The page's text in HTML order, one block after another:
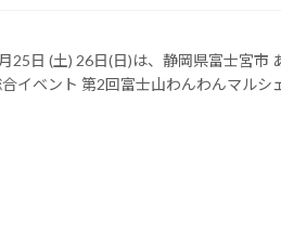
25日 (土) 26日(日)は、静岡県富士宮市
イベント 第2回富士山わんわんマルシ